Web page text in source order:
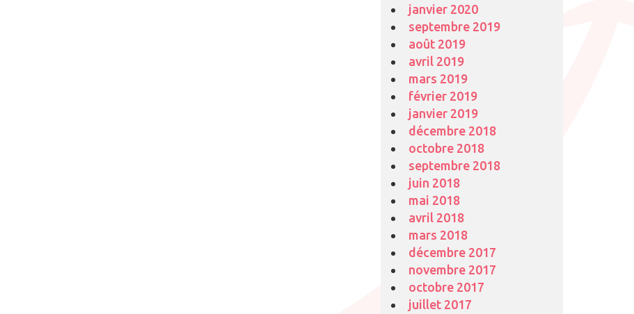
janvier 2020
septembre 2019
août 2019
avril 2019
mars 2019
février 2019
janvier 2019
décembre 2018
octobre 2018
septembre 2018
juin 2018
mai 2018
avril 2018
mars 2018
décembre 2017
novembre 2017
octobre 2017
juillet 2017